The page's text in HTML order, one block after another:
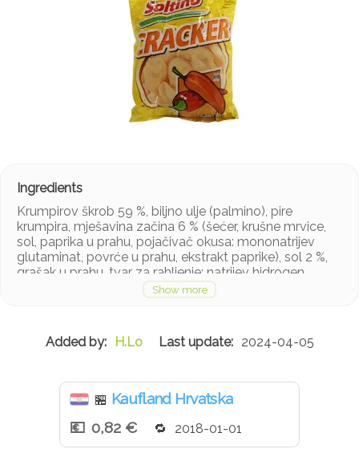
Krumpirov škrob 59 %, biljno ulje (palmino), pire
krumpira, mješavina začina 6 % (šećer, krušne mrvice,
sol, paprika u prahu, pojačivač okusa: mononatrijev
glutaminat, povrće u prahu, ekstrakt paprike), sol 2 %,
grašak u prahu, tvar za rahljenje: natrijev hidrogen
karbonat, trinatrijev difosfat.
H.Lo 2024-04-05
🏪 Kaufland Hrvatska
0,82 €
2018-01-01